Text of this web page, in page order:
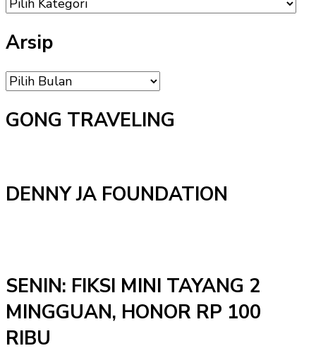
MENU
Arsip
Arsip
GONG TRAVELING
DENNY JA FOUNDATION
SENIN: FIKSI MINI TAYANG 2
MINGGUAN, HONOR RP 100
RIBU